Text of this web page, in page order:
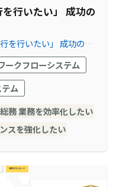
を行いたい」 成功の
を行いたい」 成功の鍵
ークフローシステム
ム
務 業務を効率化したい
スを強化したい